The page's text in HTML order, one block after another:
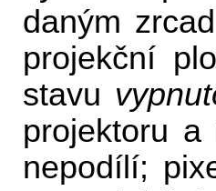
daným
projekční
stavu
projektoru
nepodílí;